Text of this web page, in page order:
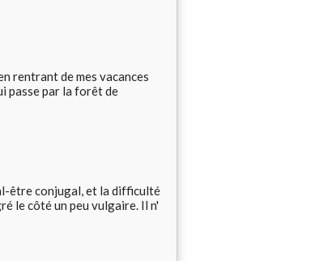
rentrant de mes vacances
passe par la forêt de
être conjugal, et la difficulté
le côté un peu vulgaire. Il n'